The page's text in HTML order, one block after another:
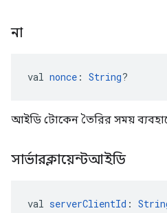
না
val nonce : String?
আইডি টোকেন তৈরির সময়
সার্ভারক্লায়েন্টআইডি
val serverClientId :